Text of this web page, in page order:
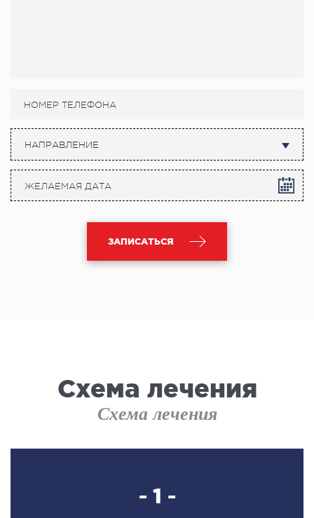
НАПРАВЛЕНИЕ
ЗАПИСАТЬСЯ
Схема лечения
Схема лечения
- 1 -